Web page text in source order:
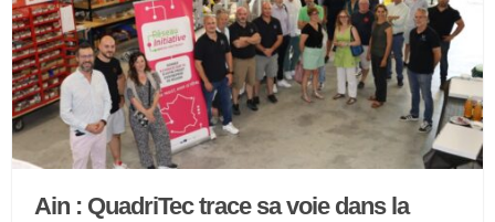
Ain : QuadriTec trace sa voie dans la